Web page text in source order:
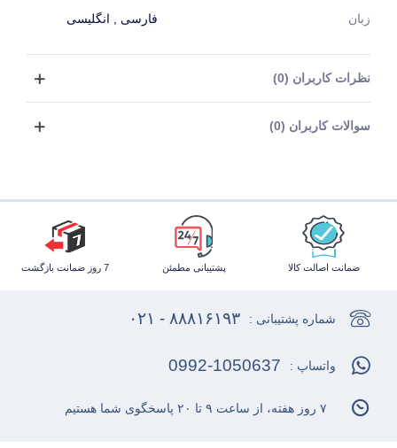
زبان فارسی , انگلیسی
نظرات کاربران (0)
سوالات کاربران (0)
ضمانت اصالت کالا پشتیبانی مطمئن 7 روز ضمانت بازگشت
شماره پشتیبانی : ۸۸۸۱۶۱۹۳ - ۰۲۱
واتساپ : 0992-1050637
۷ روز هفته، از ساعت ۹ تا ۲۰ پاسخگوی شما هستیم